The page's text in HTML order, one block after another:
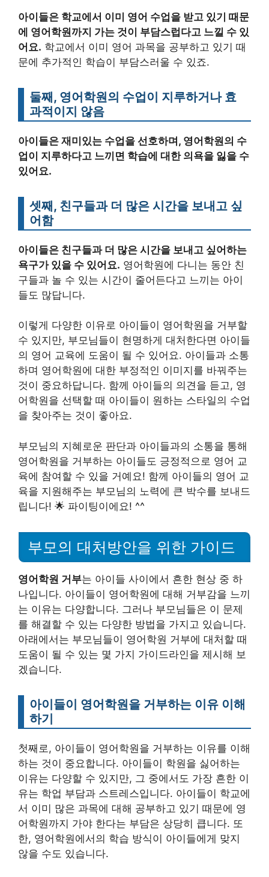
아이들은 학교에서 이미 영어 수업을 받고 있기 때문
에 영어학원까지 가는 것이 부담스럽다고 느낄 수 있
어요. 학교에서 이미 영어 과목을 공부하고 있기 때
문에 추가적인 학습이 부담스러울 수 있죠.
둘째, 영어학원의 수업이 지루하거나 효
과적이지 않음
아이들은 재미있는 수업을 선호하며, 영어학원의 수
업이 지루하다고 느끼면 학습에 대한 의욕을 잃을 수
있어요.
셋째, 친구들과 더 많은 시간을 보내고 싶
어함
아이들은 친구들과 더 많은 시간을 보내고 싶어하는
욕구가 있을 수 있어요. 영어학원에 다니는 동안 친
구들과 놀 수 있는 시간이 줄어든다고 느끼는 아이
들도 많답니다.
이렇게 다양한 이유로 아이들이 영어학원을 거부할
수 있지만, 부모님들이 현명하게 대처한다면 아이들
의 영어 교육에 도움이 될 수 있어요. 아이들과 소통
하며 영어학원에 대한 부정적인 이미지를 바꿔주는
것이 중요하답니다. 함께 아이들의 의견을 듣고, 영
어학원을 선택할 때 아이들이 원하는 스타일의 수업
을 찾아주는 것이 좋아요.
부모님의 지혜로운 판단과 아이들과의 소통을 통해
영어학원을 거부하는 아이들도 긍정적으로 영어 교
육에 참여할 수 있을 거예요! 함께 아이들의 영어 교
육을 지원해주는 부모님의 노력에 큰 박수를 보내드
립니다! 🌟 파이팅이에요! ^^
부모의 대처방안을 위한 가이드
영어학원 거부는 아이들 사이에서 흔한 현상 중 하
나입니다. 아이들이 영어학원에 대해 거부감을 느끼
는 이유는 다양합니다. 그러나 부모님들은 이 문제
를 해결할 수 있는 다양한 방법을 가지고 있습니다.
아래에서는 부모님들이 영어학원 거부에 대처할 때
도움이 될 수 있는 몇 가지 가이드라인을 제시해 보
겠습니다.
아이들이 영어학원을 거부하는 이유 이해
하기
첫째로, 아이들이 영어학원을 거부하는 이유를 이해
하는 것이 중요합니다. 아이들이 학원을 싫어하는
이유는 다양할 수 있지만, 그 중에서도 가장 흔한 이
유는 학업 부담과 스트레스입니다. 아이들이 학교에
서 이미 많은 과목에 대해 공부하고 있기 때문에 영
어학원까지 가야 한다는 부담은 상당히 큽니다. 또
한, 영어학원에서의 학습 방식이 아이들에게 맞지
않을 수도 있습니다.